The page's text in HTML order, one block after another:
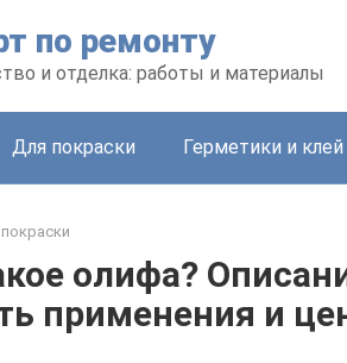
по ремонту
и отделка: работы и материалы
Для покраски Герметики и клей
олифа?
применения и